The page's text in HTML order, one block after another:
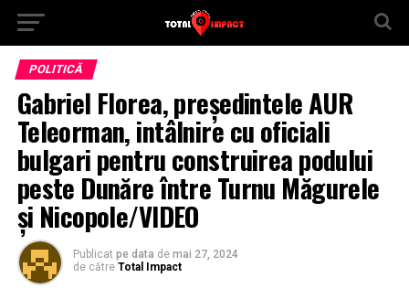
POLITICĂ
Gabriel Florea, președintele AUR
Teleorman, intâlnire cu oficiali
bulgari pentru construirea podului
peste Dunăre între Turnu Măgurele
și Nicopole/VIDEO
Publicat pe data de mai 27, 2024
de către Total Impact